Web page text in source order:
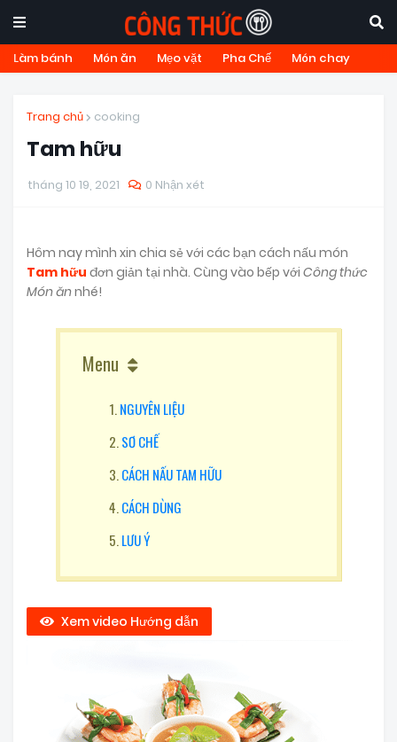
Làm bánh Món ăn Mẹo vặt Pha Chế Món chay
Trang chủ cooking
Tam hữu
tháng 10 19, 2021 0 Nhận xét
Hôm nay mình xin chia sẻ với các bạn cách nấu món
Tam hữu đơn giản tại nhà. Cùng vào bếp với Công thức
Món ănnhé!
Menu
NGUYÊN LIỆU
SƠ CHẾ
CÁCH NẤU TAM HỮU
CÁCH DÙNG
LƯU Ý
Xem video Hướng dẫn